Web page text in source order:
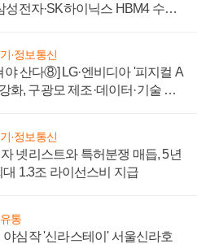
성전자·SK하이닉스 HBM4 수율
·정보통신
야 산다⑧] LG·엔비디아 '피지컬 A
화, 구광모 제조·데이터·기술 결
·정보통신
넷리스트와 특허분쟁 매듭, 5년
대 1.3조 라이선스비 지급
통
야심작 '신라스테이' 서울신라호